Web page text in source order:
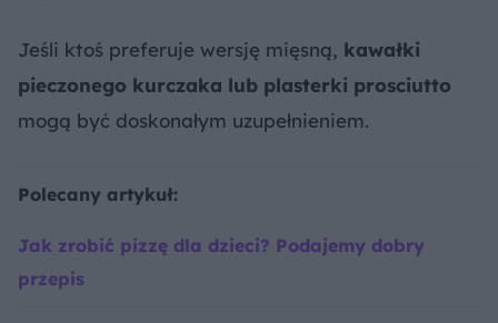
Jeśli ktoś preferuje wersję mięsną, kawałki
pieczonego kurczaka lub plasterki prosciutto
mogą być doskonałym uzupełnieniem.
Polecany artykuł:
Jak zrobić pizzę dla dzieci? Podajemy dobry
przepis